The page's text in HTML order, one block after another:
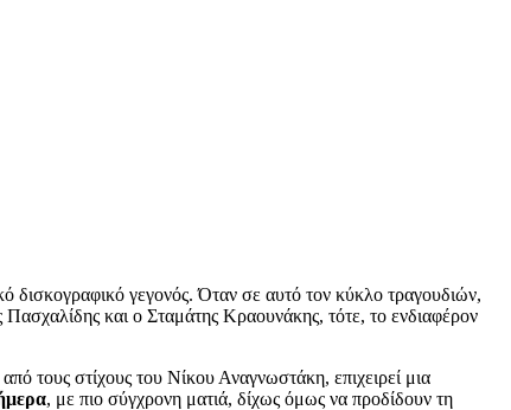
δισκογραφικό γεγονός. Όταν σε αυτό τον κύκλο τραγουδιών,
και ο Σταμάτης Κραουνάκης, τότε, το ενδιαφέρον
τους στίχους του Νίκου Αναγνωστάκη, επιχειρεί μια
, με πιο σύγχρονη ματιά, δίχως όμως να προδίδουν τη